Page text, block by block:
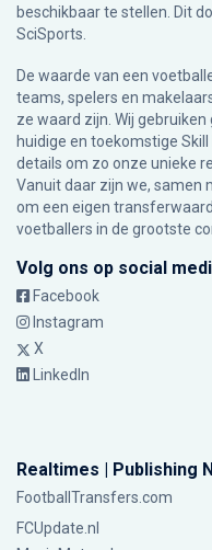
beschikbaar te stellen. Dit
SciSports
De waarde van een
teams, spelers en
ze waard zijn. Wij
huidige en toekomstige
details om zo onze unieke
Vanuit daar zijn we, samen
om een eigen
voetballers in de grootste
Volg ons op social
Facebook
Instagram
X
LinkedIn
Realtimes | Publishing
FootballTransfers.com
FCUpdate.nl